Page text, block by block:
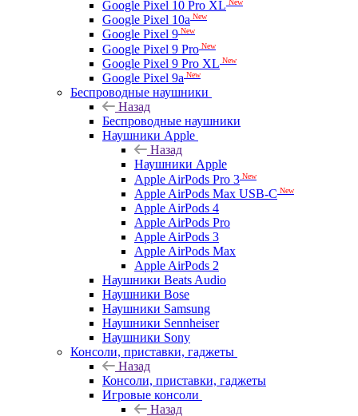
Google Pixel 10 Pro XL
Google Pixel 10a New
Google Pixel 9 New
Google Pixel 9 Pro New
Google Pixel 9 Pro XL New
Google Pixel 9a New
Беспроводные наушники
Назад
Беспроводные наушники
Наушники Apple
Назад
Наушники Apple
Apple AirPods Pro 3 New
Apple AirPods Max USB-C New
Apple AirPods 4
Apple AirPods Pro
Apple AirPods 3
Apple AirPods Max
Apple AirPods 2
Наушники Beats Audio
Наушники Bose
Наушники Samsung
Наушники Sennheiser
Наушники Sony
Консоли, приставки, гаджеты
Назад
Консоли, приставки, гаджеты
Игровые консоли
Назад